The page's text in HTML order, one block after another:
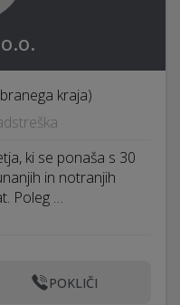
kraja)
ki se ponaša s 30
in notranjih
Poleg …
POKLIČI